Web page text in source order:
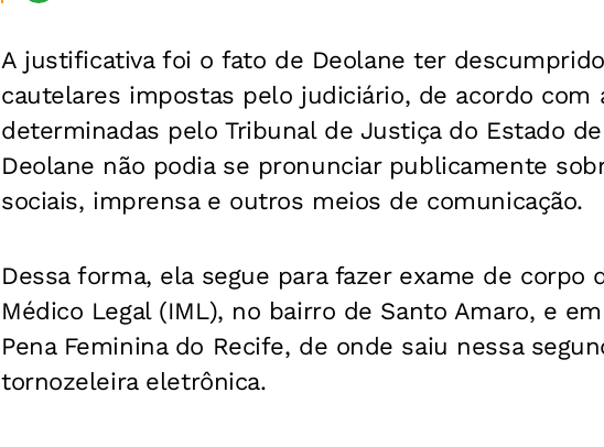
A justificativa foi o fato de Deolane ter
cautelares impostas pelo judiciário, de acordo com
determinadas pelo Tribunal de Justiça do Estado de
Deolane não podia se pronunciar publicamente
sociais, imprensa e outros meios de comunicação.
Dessa forma, ela segue para fazer exame de
Médico Legal (IML), no bairro de Santo Amaro, e
Pena Feminina do Recife, de onde saiu nessa
tornozeleira eletrônica.